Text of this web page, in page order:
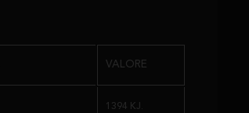
VALORE
1394 KJ.